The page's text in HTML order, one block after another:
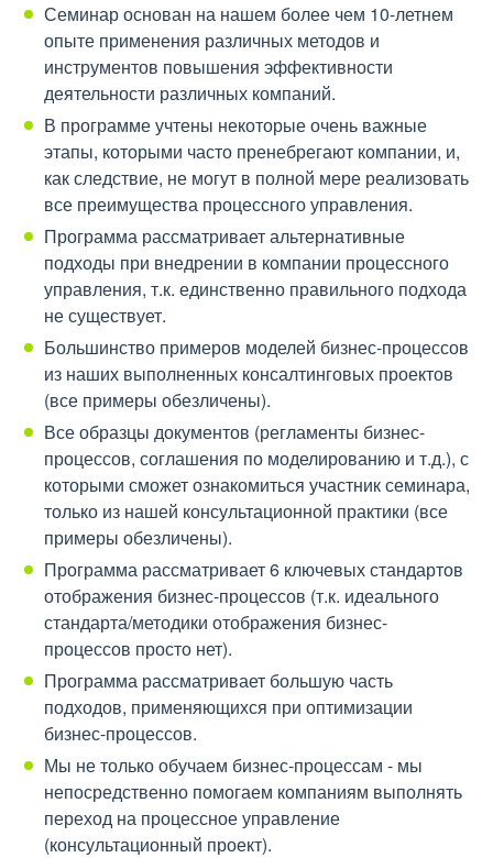
Семинар основан на нашем более чем 10-летнем
опыте применения различных методов и
инструментов повышения эффективности
деятельности различных компаний.
В программе учтены некоторые очень важные
этапы, которыми часто пренебрегают компании, и,
как следствие, не могут в полной мере реализовать
все преимущества процессного управления.
Программа рассматривает альтернативные
подходы при внедрении в компании процессного
управления, т.к. единственно правильного подхода
не существует.
Большинство примеров моделей бизнес-процессов
из наших выполненных консалтинговых проектов
(все примеры обезличены).
Все образцы документов (регламенты бизнес-
процессов, соглашения по моделированию и т.д.), с
которыми сможет ознакомиться участник семинара,
только из нашей консультационной практики (все
примеры обезличены).
Программа рассматривает 6 ключевых стандартов
отображения бизнес-процессов (т.к. идеального
стандарта/методики отображения бизнес-
процессов просто нет).
Программа рассматривает большую часть
подходов, применяющихся при оптимизации
бизнес-процессов.
Мы не только обучаем бизнес-процессам - мы
непосредственно помогаем компаниям выполнять
переход на процессное управление
(консультационный проект).